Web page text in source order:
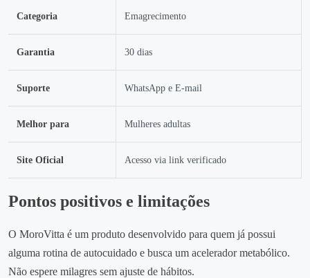
Categoria Emagrecimento
Garantia 30 dias
Suporte WhatsApp e E-mail
Melhor para Mulheres adultas
Site Oficial Acesso via link verificado
Pontos positivos e limitações
O MoroVitta é um produto desenvolvido para quem já possui
alguma rotina de autocuidado e busca um acelerador metabólico.
Não espere milagres sem ajuste de hábitos.